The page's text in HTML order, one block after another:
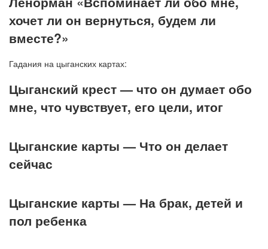
хочет ли он вернуться, будем ли
вместе?»
Гадания на цыганских картах:
Цыганский крест — что он думает обо
мне, что чувствует, его цели, итог
Цыганские карты — Что он делает
сейчас
Цыганские карты — На брак, детей и
пол ребенка